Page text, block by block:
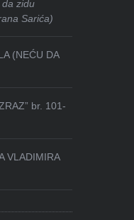
da zidu
Sarića)
(NEĆU DA
br. 101-
VLADIMIRA